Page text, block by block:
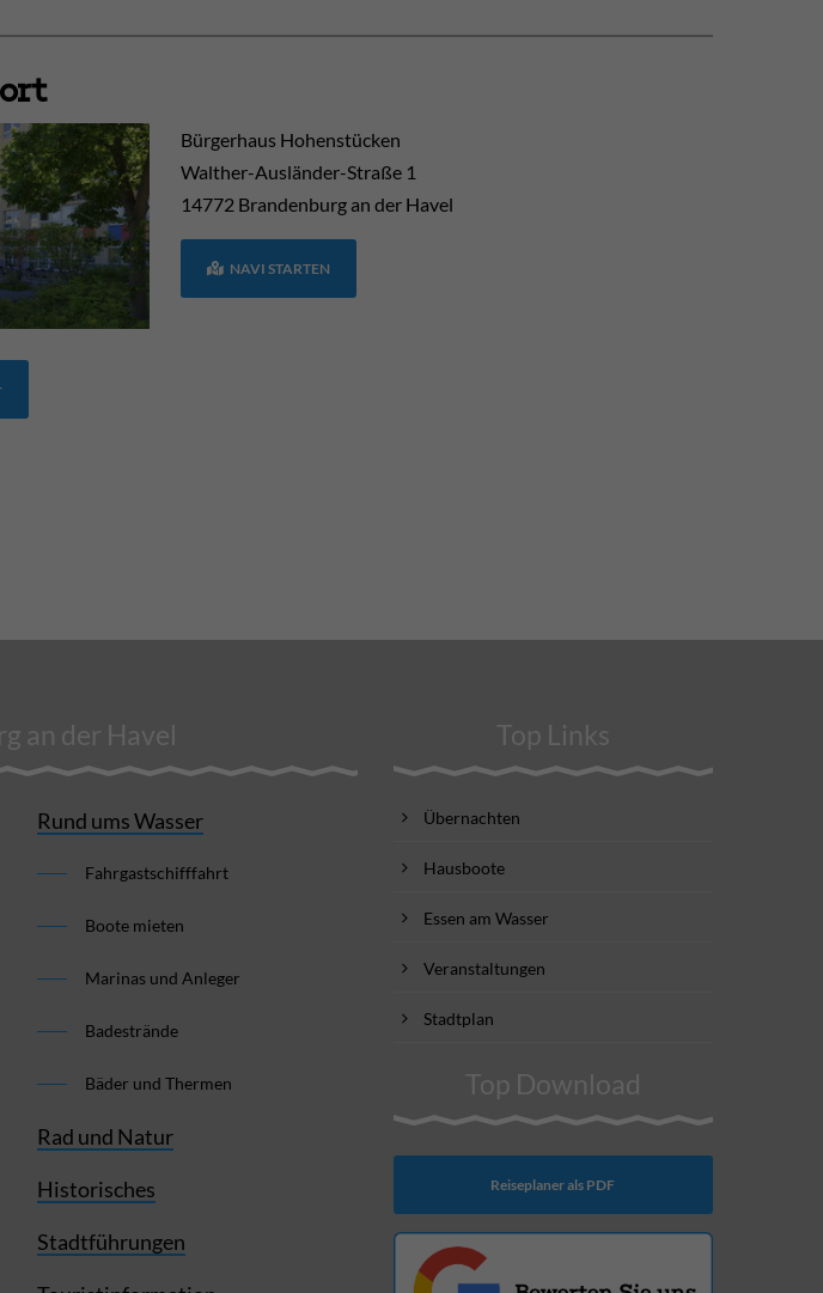
Bürgerhaus Hohenstücken
Walther-Ausländer-Straße 1
14772 Brandenburg an der Havel
NAVI STARTEN
an der Havel
Rund ums Wasser
Fahrgastschifffahrt
Boote mieten
Marinas und Anleger
Badestrände
Bäder und Thermen
Rad und Natur
Historisches
Stadtführungen
Top Links
Übernachten
Hausboote
Essen am Wasser
Veranstaltungen
Stadtplan
Top Download
Reiseplaner als PDF